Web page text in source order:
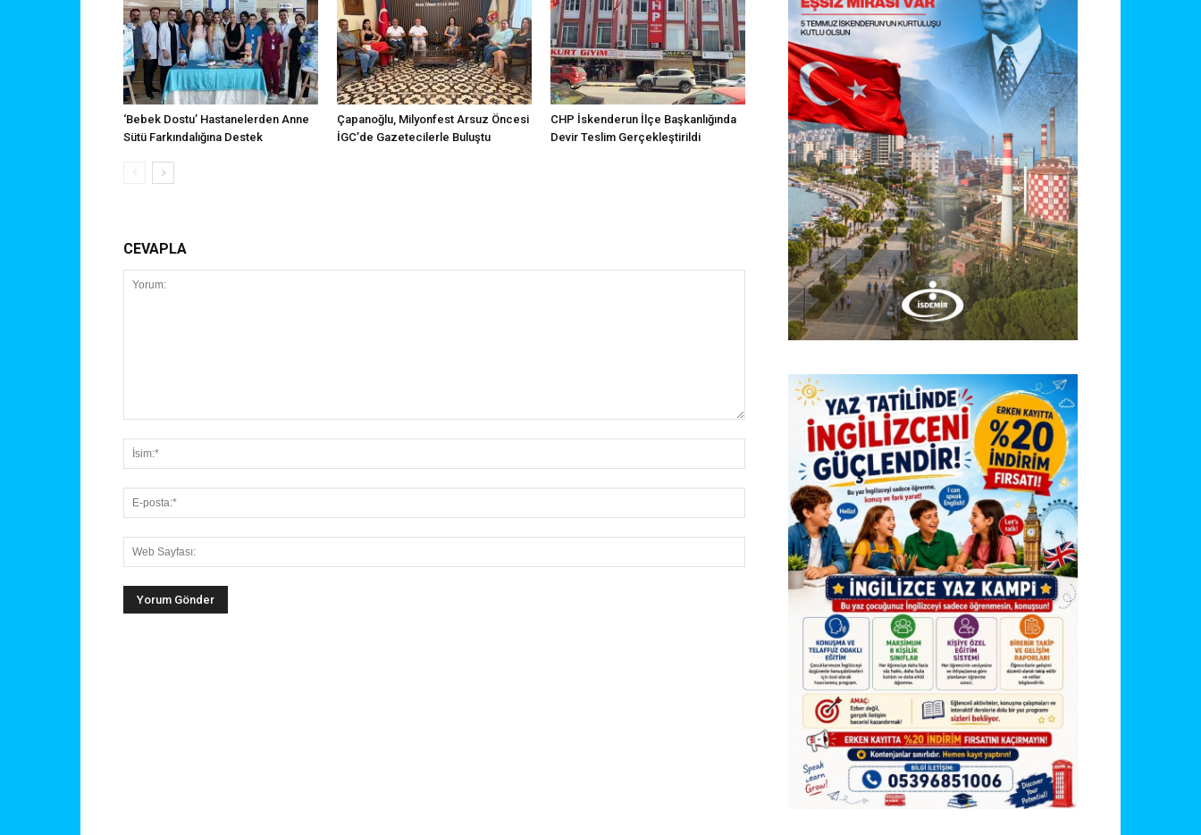
‘Bebek Dostu’ Hastanelerden Anne
Sütü Farkındalığına Destek
Çapanoğlu, Milyonfest Arsuz Öncesi
İGC’de Gazetecilerle Buluştu
CHP İskenderun İlçe Başkanlığında
Devir Teslim Gerçekleştirildi
CEVAPLA